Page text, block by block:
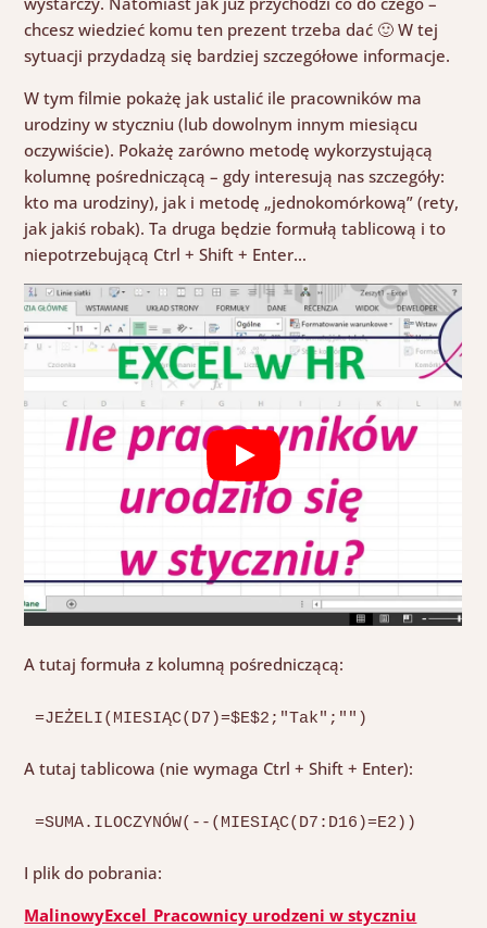
chcesz wiedzieć komu ten prezent trzeba dać 🙂 W tej
sytuacji przydadzą się bardziej szczegółowe informacje.
W tym filmie pokażę jak ustalić ile pracowników ma
urodziny w styczniu (lub dowolnym innym miesiącu
oczywiście). Pokażę zarówno metodę wykorzystującą
kolumnę pośredniczącą – gdy interesują nas szczegóły:
kto ma urodziny), jak i metodę „jednokomórkową” (rety,
jak jakiś robak). Ta druga będzie formułą tablicową i to
niepotrzebującą Ctrl + Shift + Enter…
A tutaj formuła z kolumną pośredniczącą:
=JEŻELI(MIESIĄC(D7)=$E$2;"Tak";"")
A tutaj tablicowa (nie wymaga Ctrl + Shift + Enter):
=SUMA.ILOCZYNÓW(--(MIESIĄC(D7:D16)=E2))
I plik do pobrania:
MalinowyExcel_Pracownicy urodzeni w styczniu